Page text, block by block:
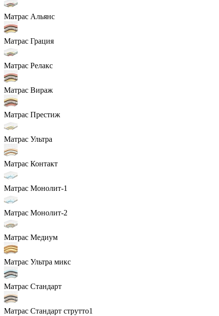
Матрас Альянс
Матрас Грация
Матрас Релакс
Матрас Вираж
Матрас Престиж
Матрас Ультра
Матрас Контакт
Матрас Монолит-1
Матрас Монолит-2
Матрас Медиум
Матрас Ультра микс
Матрас Стандарт
Матрас Стандарт струтто1